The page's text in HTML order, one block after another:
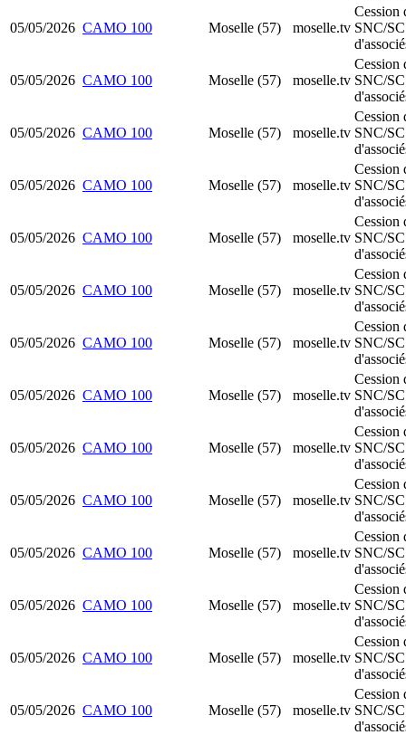
05/05/2026 CAMO 100 Moselle (57) moselle.tv
Cession
SNC/
05/05/2026 CAMO 100 Moselle (57) moselle.tv
Cession
SNC/
05/05/2026 CAMO 100 Moselle (57) moselle.tv
Cession
SNC/
05/05/2026 CAMO 100 Moselle (57) moselle.tv
Cession
SNC/
05/05/2026 CAMO 100 Moselle (57) moselle.tv
Cession
SNC/
05/05/2026 CAMO 100 Moselle (57) moselle.tv
Cession
SNC/
05/05/2026 CAMO 100 Moselle (57) moselle.tv
Cession
SNC/
05/05/2026 CAMO 100 Moselle (57) moselle.tv
Cession
SNC/
05/05/2026 CAMO 100 Moselle (57) moselle.tv
Cession
SNC/
05/05/2026 CAMO 100 Moselle (57) moselle.tv
Cession
SNC/
05/05/2026 CAMO 100 Moselle (57) moselle.tv
Cession
SNC/
05/05/2026 CAMO 100 Moselle (57) moselle.tv
Cession
SNC/
05/05/2026 CAMO 100 Moselle (57) moselle.tv
Cession
SNC/
05/05/2026 CAMO 100 Moselle (57) moselle.tv
Cession
SNC/